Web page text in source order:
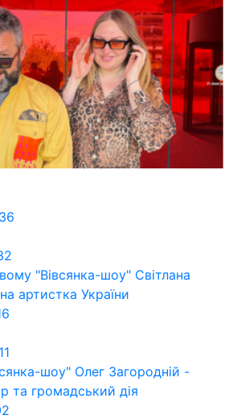
"Вівсянка-шоу" Cвітлана
артистка України
шоу" Олег Загородній -
та громадський дія